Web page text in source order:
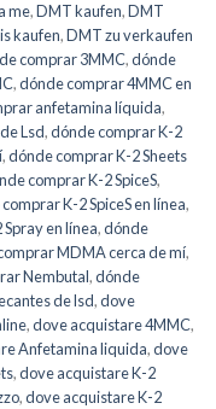
me,DMT kaufen,DMT
kaufen,DMT zu verkaufen
comprar 3MMC,dónde
,dónde comprar 4MMC en
anfetamina líquida,
Lsd,dónde comprar K-2
,dónde comprar K-2 Sheets
comprar K-2 SpiceS,
K-2 SpiceS en línea,
en línea,dónde
MDMA cerca de mí,
Nembutal,dónde
de lsd,dove
,dove acquistare 4MMC,
Anfetamina liquida,dove
,dove acquistare K-2
,dove acquistare K-2